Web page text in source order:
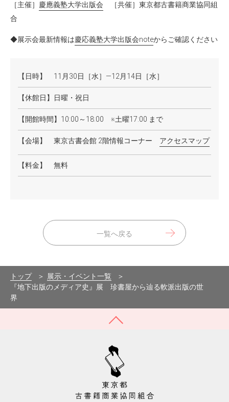
［主催］
慶應義塾大学出版会 ［共催］東京都古書籍商業協同組
合
◆展示会最新情報は慶応義塾大学出版会noteからご確認ください
【日時】 11月30日［水］—12月14日［水］
【休館日】 日曜・祝日
【開館時間】 10:00～18:00 ※土曜17:00 まで
【会場】 東京古書会館 2階情報コーナー アクセスマップ
【料金】 無料
一覧へ戻る
トップ
展示・イベント一覧
『地下出版のメディア史』展 珍書屋から辿る軟派出版の世
界